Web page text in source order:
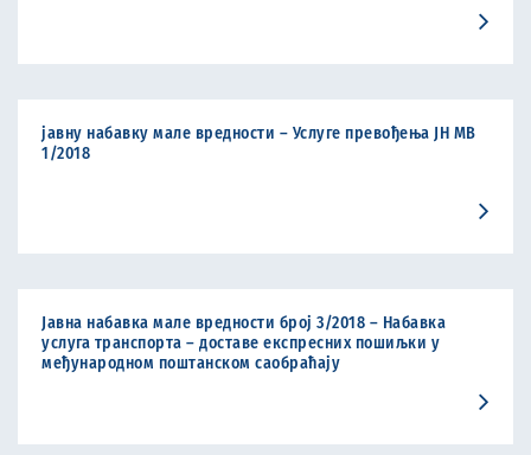
јавну набавку мале вредности – Услуге превођења ЈН МВ
1/2018
Јавна набавка мале вредности број 3/2018 – Набавка
услуга транспорта – доставе експресних пошиљки у
међународном поштанском саобраћају